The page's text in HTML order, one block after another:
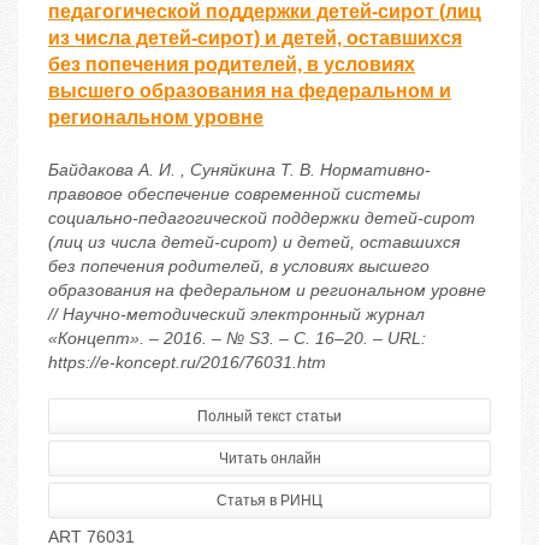
педагогической поддержки детей-сирот (лиц
из числа детей-сирот) и детей, оставшихся
без попечения родителей, в условиях
высшего образования на федеральном и
региональном уровне
Байдакова А. И. , Суняйкина Т. В. Нормативно-
правовое обеспечение современной системы
социально-педагогической поддержки детей-сирот
(лиц из числа детей-сирот) и детей, оставшихся
без попечения родителей, в условиях высшего
образования на федеральном и региональном уровне
// Научно-методический электронный журнал
«Концепт». – 2016. – № S3. – С. 16–20. – URL:
https://e-koncept.ru/2016/76031.htm
Полный текст статьи
Читать онлайн
Статья в РИНЦ
ART 76031